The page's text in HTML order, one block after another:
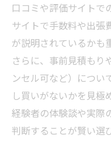
口コミや評価サイトで
サイトで手数料や出張
が説明されているかも
さらに、事前見積もり
ンセル可など）につい
し買いがないかを見極
経験者の体験談や実際
判断することが賢い選